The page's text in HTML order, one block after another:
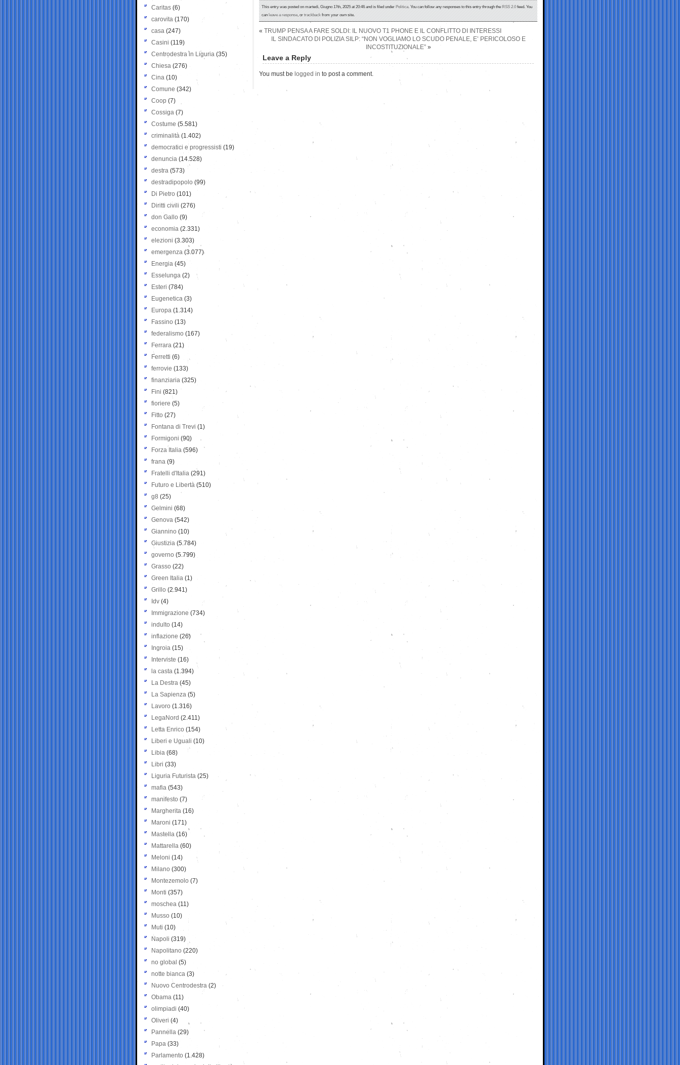
This entry was posted on martedì, Giugno 17th, 2025 at 20:46 and is filed underPolitica. You can follow any responses to this entry through theRSS 2.0feed. You
canleave a response, ortrackbackfrom your own site.
« TRUMP PENSA A FARE SOLDI: IL NUOVO T1 PHONE E IL CONFLITTO DI INTERESSI
IL SINDACATO DI POLIZIA SILP: “NON VOGLIAMO LO SCUDO PENALE, E’ PERICOLOSO E
INCOSTITUZIONALE”»
Leave a Reply
You must be logged in to post a comment.
Caritas (6)
carovita (170)
casa (247)
Casini (119)
Centrodestra in Liguria (35)
Chiesa (276)
Cina (10)
Comune (342)
Coop (7)
Cossiga (7)
Costume (5.581)
criminalità (1.402)
democratici e progressisti (19)
denuncia (14.528)
destra (573)
destradipopolo (99)
Di Pietro (101)
Diritti civili (276)
don Gallo (9)
economia (2.331)
elezioni (3.303)
emergenza (3.077)
Energia (45)
Esselunga (2)
Esteri (784)
Eugenetica (3)
Europa (1.314)
Fassino (13)
federalismo (167)
Ferrara (21)
Ferretti (6)
ferrovie (133)
finanziaria (325)
Fini (821)
fioriere (5)
Fitto (27)
Fontana di Trevi (1)
Formigoni (90)
Forza Italia (596)
frana (9)
Fratelli d'Italia (291)
Futuro e Libertà (510)
g8 (25)
Gelmini (68)
Genova (542)
Giannino (10)
Giustizia (5.784)
governo (5.799)
Grasso (22)
Green Italia (1)
Grillo (2.941)
Idv (4)
Immigrazione (734)
indulto (14)
inflazione (26)
Ingroia (15)
Interviste (16)
la casta (1.394)
La Destra (45)
La Sapienza (5)
Lavoro (1.316)
LegaNord (2.411)
Letta Enrico (154)
Liberi e Uguali (10)
Libia (68)
Libri (33)
Liguria Futurista (25)
mafia (543)
manifesto (7)
Margherita (16)
Maroni (171)
Mastella (16)
Mattarella (60)
Meloni (14)
Milano (300)
Montezemolo (7)
Monti (357)
moschea (11)
Musso (10)
Muti (10)
Napoli (319)
Napolitano (220)
no global (5)
notte bianca (3)
Nuovo Centrodestra (2)
Obama (11)
olimpiadi (40)
Oliveri (4)
Pannella (29)
Papa (33)
Parlamento (1.428)